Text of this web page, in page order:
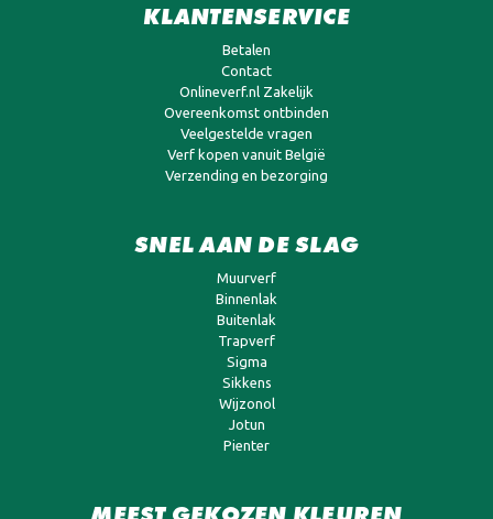
KLANTENSERVICE
Betalen
Contact
Onlineverf.nl Zakelijk
Overeenkomst ontbinden
Veelgestelde vragen
Verf kopen vanuit België
Verzending en bezorging
SNEL AAN DE SLAG
Muurverf
Binnenlak
Buitenlak
Trapverf
Sigma
Sikkens
Wijzonol
Jotun
Pienter